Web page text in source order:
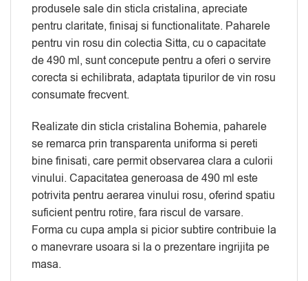
produsele sale din sticla cristalina, apreciate
pentru claritate, finisaj si functionalitate. Paharele
pentru vin rosu din colectia Sitta, cu o capacitate
de 490 ml, sunt concepute pentru a oferi o servire
corecta si echilibrata, adaptata tipurilor de vin rosu
consumate frecvent.
Realizate din sticla cristalina Bohemia, paharele
se remarca prin transparenta uniforma si pereti
bine finisati, care permit observarea clara a culorii
vinului. Capacitatea generoasa de 490 ml este
potrivita pentru aerarea vinului rosu, oferind spatiu
suficient pentru rotire, fara riscul de varsare.
Forma cu cupa ampla si picior subtire contribuie la
o manevrare usoara si la o prezentare ingrijita pe
masa.